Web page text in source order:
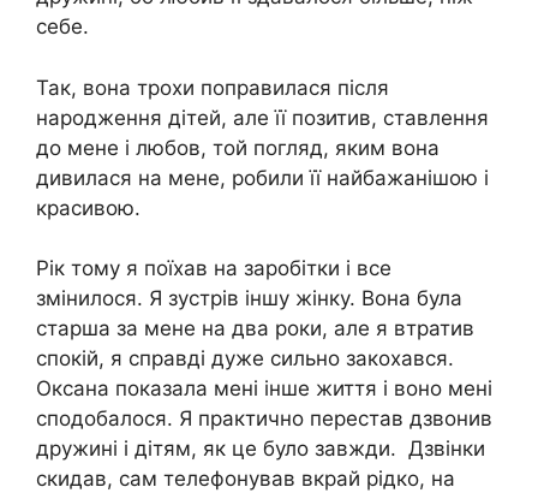
себе.
Так, вона трохи поправилася після
народження дітей, але її позитив, ставлення
до мене і любов, той погляд, яким вона
дивилася на мене, робили її найбажанішою і
красивою.
Рік тому я поїхав на заробітки і все
змінилося. Я зустрів іншу жінку. Вона була
старша за мене на два роки, але я втратив
спокій, я справді дуже сильно закохався.
Оксана показала мені інше життя і воно мені
сподобалося. Я практично перестав дзвонив
дружині і дітям, як це було завжди. Дзвінки
скидав, сам телефонував вкрай рідко, на